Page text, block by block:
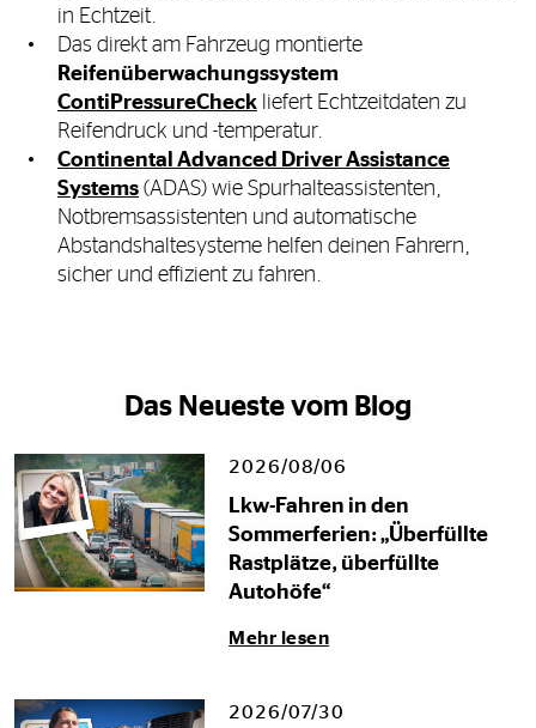
in Echtzeit.
Das direkt am Fahrzeug montierte
Reifenüberwachungssystem
ContiPressureCheck liefert Echtzeitdaten zu
Reifendruck und -temperatur.
Continental Advanced Driver Assistance
Systems (ADAS) wie Spurhalteassistenten,
Notbremsassistenten und automatische
Abstandshaltesysteme helfen deinen Fahrern,
sicher und effizient zu fahren.
Das Neueste vom Blog
2026/08/06
Lkw-Fahren in den
Sommerferien: „Überfüllte
Rastplätze, überfüllte
Autohöfe“
Mehr lesen
2026/07/30